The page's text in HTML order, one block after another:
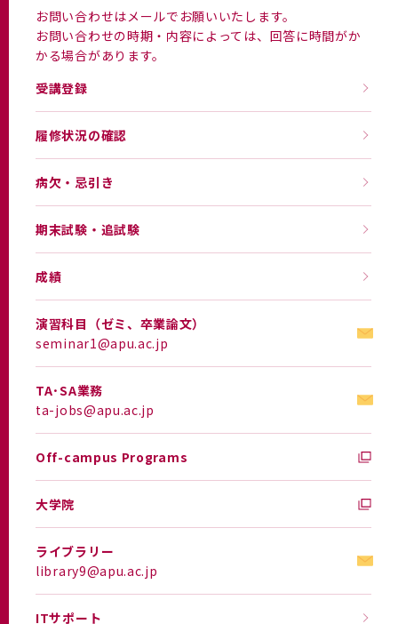
お問い合わせはメールでお願いいたします。
お問い合わせの時期・内容によっては、回答に時間がか
かる場合があります。
受講登録
履修状況の確認
病欠・忌引き
期末試験・追試験
成績
演習科目（ゼミ、卒業論文）
seminar1@apu.ac.jp
TA･SA業務
ta-jobs@apu.ac.jp
Off-campus Programs
大学院
ライブラリー
library9@apu.ac.jp
ITサポート